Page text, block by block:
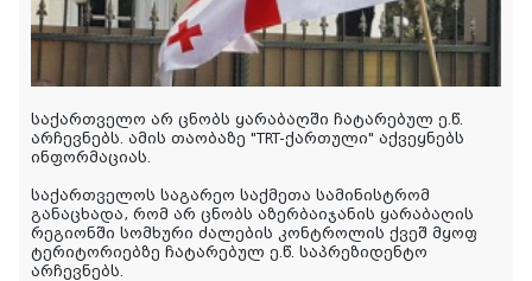
საქართველო არ ცნობს ყარაბაღში ჩატარებულ ე.წ.
არჩევნებს. ამის თაობაზე "TRT-ქართული" აქვეყნებს
ინფორმაციას.
საქართველოს საგარეო საქმეთა სამინისტრომ
განაცხადა, რომ არ ცნობს აზერბაიჯანის ყარაბაღის
რეგიონში სომხური ძალების კონტროლის ქვეშ მყოფ
ტერიტორიებზე ჩატარებულ ე.წ. საპრეზიდენტო
არჩევნებს.